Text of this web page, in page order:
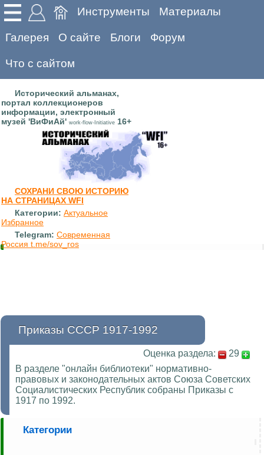
Инструменты Материалы
Галерея О сайте Блоги Форум
Что с сайтом
Исторический альманах,
портал коллекционеров
информации, электронный
музей 'ВиФиАй' work-flow-Initiative 16+
СОХРАНИ СВОЮ ИСТОРИЮ
НА СТРАНИЦАХ WFI
Категории: Актуальное
Избранное
Telegram: Современная
Россия t.me/sov_ros
Приказы СССР 1917-1992
Оценка раздела:
29
В разделе "онлайн библиотеки" нормативно-
правовых и законодательных актов Союза Советских
Социалистических Республик собраны Приказы с
1917 по 1992.
Категории